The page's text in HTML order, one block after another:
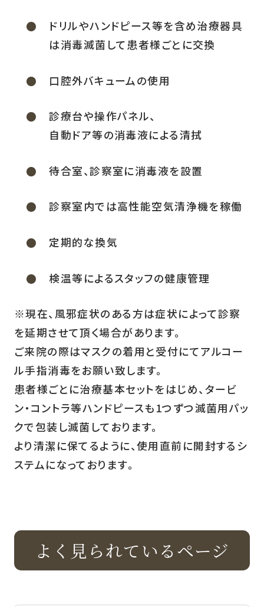
ドリルやハンドピース等を含め治療器具
は消毒滅菌して患者様ごとに交換
口腔外バキュームの使用
診療台や操作パネル、
自動ドア等の消毒液による清拭
待合室、診察室に消毒液を設置
診察室内では高性能空気清浄機を稼働
定期的な換気
検温等によるスタッフの健康管理
※現在、風邪症状のある方は症状によって診察
を延期させて頂く場合があります。
ご来院の際はマスクの着用と受付にてアルコー
ル手指消毒をお願い致します。
患者様ごとに治療基本セットをはじめ、タービ
ン・コントラ等ハンドピースも1つずつ滅菌用パッ
クで包装し滅菌しております。
より清潔に保てるように、使用直前に開封するシ
ステムになっております。
よく見られているページ